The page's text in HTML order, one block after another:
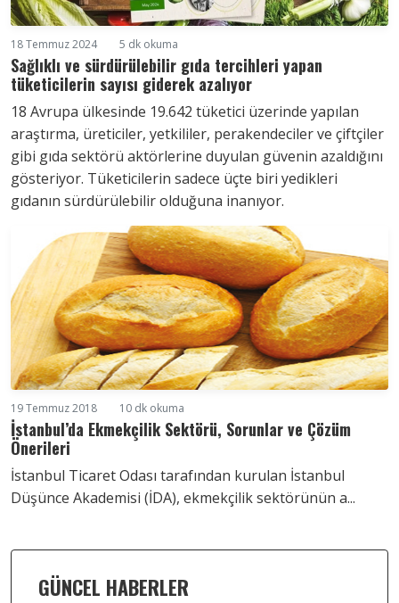
18 Temmuz 2024 5 dk okuma
Sağlıklı ve sürdürülebilir gıda tercihleri yapan
tüketicilerin sayısı giderek azalıyor
18 Avrupa ülkesinde 19.642 tüketici üzerinde yapılan
araştırma, üreticiler, yetkililer, perakendeciler ve çiftçiler
gibi gıda sektörü aktörlerine duyulan güvenin azaldığını
gösteriyor. Tüketicilerin sadece üçte biri yedikleri
gıdanın sürdürülebilir olduğuna inanıyor.
19 Temmuz 2018 10 dk okuma
İstanbul’da Ekmekçilik Sektörü, Sorunlar ve Çözüm
Önerileri
İstanbul Ticaret Odası tarafından kurulan İstanbul
Düşünce Akademisi (İDA), ekmekçilik sektörünün a...
GÜNCEL HABERLER